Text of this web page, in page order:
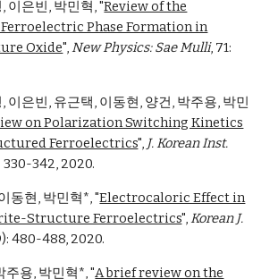
이은빈, 박민혁, "Review of the
Phase Formation in
Oxide",New Physics: Sae Mulli, 71:
이은빈, 유근택, 이동현, 양건, 박주용, 박민
on Polarization Switching Kinetics
Ferroelectrics", J. Korean Inst.
330-342, 2020.
동현, 박민혁*, "Electrocaloric Effect in
Structure Ferroelectrics",Korean J.
480-488, 2020.
주용, 박민혁*, "A brief review on the